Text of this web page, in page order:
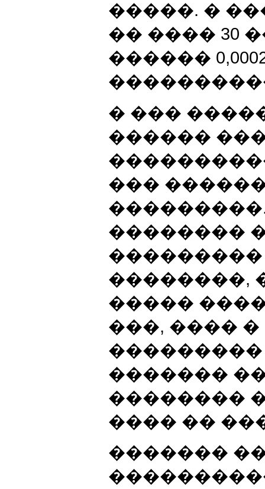
�����. �
�� ���� 30
������
� ���
������
���
��������
���������
��������,
�����
���, ����
�������
��������
���� ��
�������